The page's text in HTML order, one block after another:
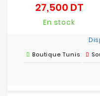
27,500 DTPrix
En stock
Boutique Tunis